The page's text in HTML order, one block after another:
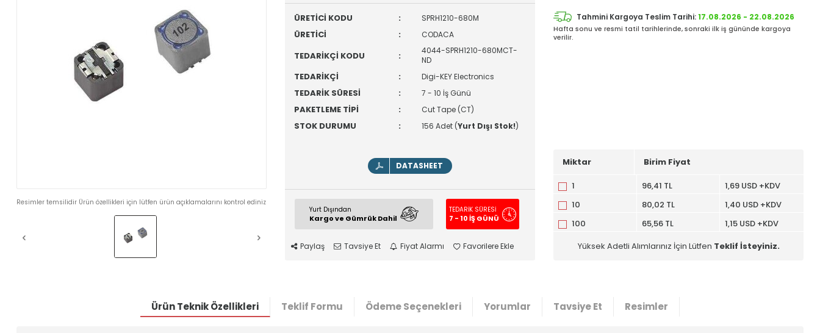
Resimler temsilidir Ürün özellikleri için lütfen ürün açıklamalarını kontrol ediniz
ÜRETİCİ KODU : SPRH1210-680M
ÜRETİCİ : CODACA
TEDARİKÇİ KODU :
4044-SPRH1210-680MCT-
ND
TEDARİKÇİ : Digi-KEY Electronics
TEDARİK SÜRESİ : 7 - 10 İş Günü
PAKETLEME TİPİ : Cut Tape (CT)
STOK DURUMU : 156 Adet (Yurt Dışı Stok!)
DATASHEET
Yurt Dışından
Kargo ve Gümrük Dahil
TEDARİK SÜRESİ
7 - 10 İŞ GÜNÜ
Paylaş Tavsiye Et Fiyat Alarmı Favorilere Ekle
Tahmini Kargoya Teslim Tarihi:17.08.2026 - 22.08.2026
Hafta sonu ve resmi tatil tarihlerinde, sonraki ilk iş gününde kargoya
verilir.
Miktar Birim Fiyat
1 96,41 TL
1,69 USD +KDV
10
80,02 TL
1,40 USD +KDV
100
65,56 TL
1,15 USD +KDV
Yüksek Adetli Alımlarınız İçin Lütfen Teklif İsteyiniz.
Ürün Teknik Özellikleri Teklif Formu Ödeme Seçenekleri Yorumlar Tavsiye Et Resimler